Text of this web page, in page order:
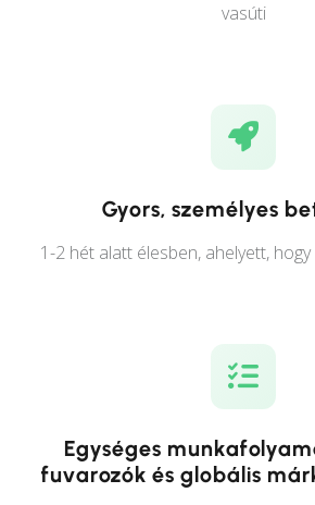
vasúti
Gyors, személyes
1-2 hét alatt élesben, ahelyett,
Egységes
fuvarozók és globális